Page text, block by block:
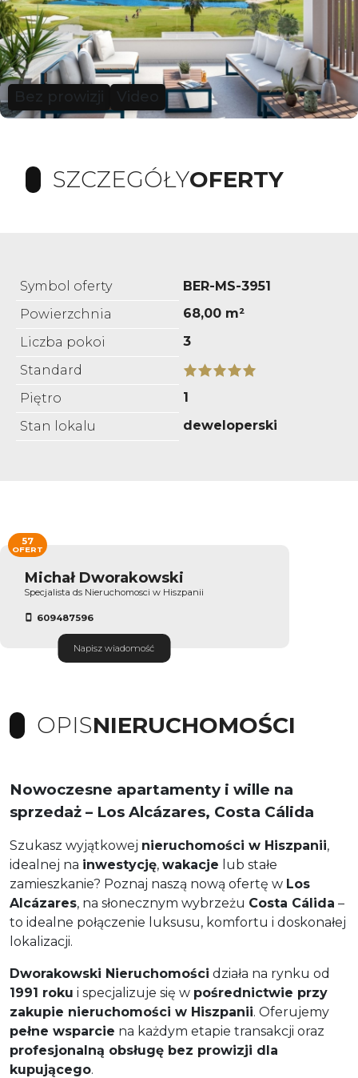
Bez prowizji Video
SZCZEGÓŁYOFERTY
Symbol oferty
BER-MS-3951
Powierzchnia
68,00 m²
Liczba pokoi
3
Standard
Piętro
1
Stan lokalu
deweloperski
Michał Dworakowski
Specjalista ds Nieruchomosci w Hiszpanii
609487596
Napisz wiadomość
57
OFERT
OPISNIERUCHOMOŚCI
Nowoczesne apartamenty i wille na
sprzedaż – Los Alcázares, Costa Cálida
Szukasz wyjątkowej nieruchomości w Hiszpanii,
idealnej na inwestycję, wakacje lub stałe
zamieszkanie? Poznaj naszą nową ofertę w Los
Alcázares, na słonecznym wybrzeżu Costa Cálida –
to idealne połączenie luksusu, komfortu i doskonałej
lokalizacji.
Dworakowski Nieruchomości działa na rynku od
1991 roku i specjalizuje się w pośrednictwie przy
zakupie nieruchomości w Hiszpanii. Oferujemy
pełne wsparcie na każdym etapie transakcji oraz
profesjonalną obsługę bez prowizji dla
kupującego.